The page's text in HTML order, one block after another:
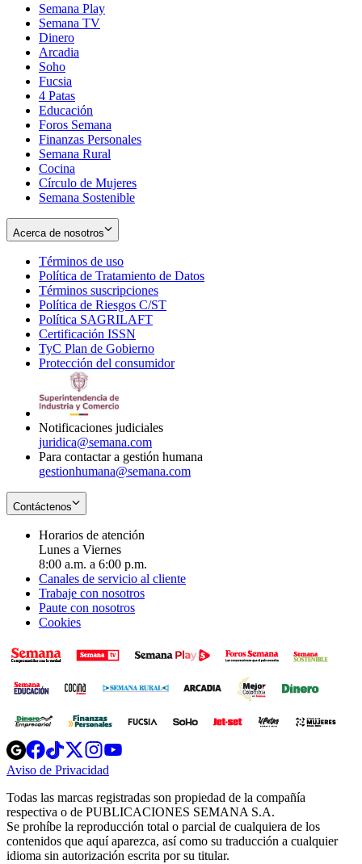
Semana Play
Semana TV
Dinero
Arcadia
Soho
in
new
window
Fucsia
in
new
window
4 Patas
Educación
Foros Semana
Finanzas Personales
Semana Rural
Cocina
Círculo de Mujeres
Semana Sostenible
Acerca de nosotros
Términos de uso
in
new
window
Política de Tratamiento de Datos
Términos suscripciones
in
Política de Riesgos C/ST
Política SAGRILAFT
new
window
Certificación ISSN
in
new
TyC Plan de Gobierno
in
Protección del consumidorOpens
Notificaciones judiciales
juridica@semana.com
Para contactar a gestión humana
gestionhumana@semana.com
Contáctenos
Horarios de atención
Lunes a Viernes
8:00 a.m. a 6:00 p.m.
Canales de servicio al cliente
Trabaje con nosotros
Paute con nosotros
Cookies
Opens
in
new
Opens
in
new
Opens
in
new
window
Opens
new
windowwindow
Aviso de Privacidad
new
window
Todas las marcas registradas son propiedad de la compañía
respectiva o de PUBLICACIONES SEMANA S.A.
Se prohíbe la reproducción total o parcial de cualquiera de los
contenidos que aquí aparezca, así como su traducción a cualquier
idioma sin autorización escrita por su titular.